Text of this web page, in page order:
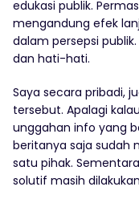
edukasi publik.
mengandung efek
dalam persepsi
dan hati-hati.
Saya secara pribadi,
tersebut. Apalagi
unggahan info yang
beritanya saja sudah
satu pihak.
solutif masih